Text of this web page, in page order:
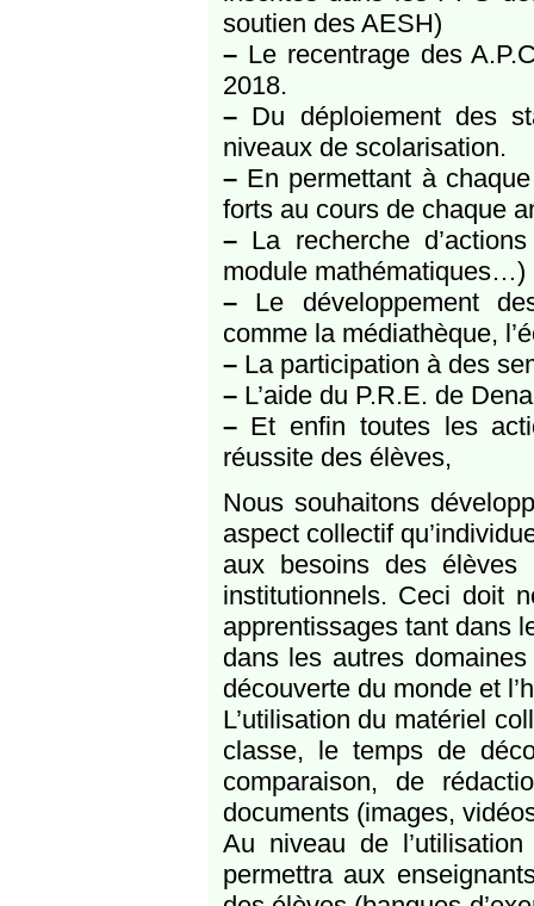
soutien des AESH)
–Le recentrage des
2018.
–Du déploiement des
niveaux de scolarisation.
–En permettant à
forts au cours de chaque
–La recherche
module mathématiques…)
–Le développement
comme la médiathèque,
–La participation à des
–L’aide du P.R.E. de
–Et enfin toutes les
réussite des élèves,
Nous souhaitons
aspect collectif
aux besoins des élèves
institutionnels. Ceci doit
apprentissages tant dans
dans les autres
découverte du monde et
L’utilisation du matériel
classe, le temps de
comparaison, de
documents (images,
Au niveau de
permettra aux